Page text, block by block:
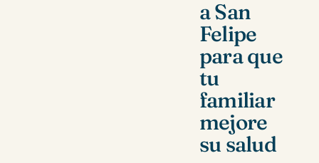
a San
Felipe
para que
tu
familiar
mejore
su salud